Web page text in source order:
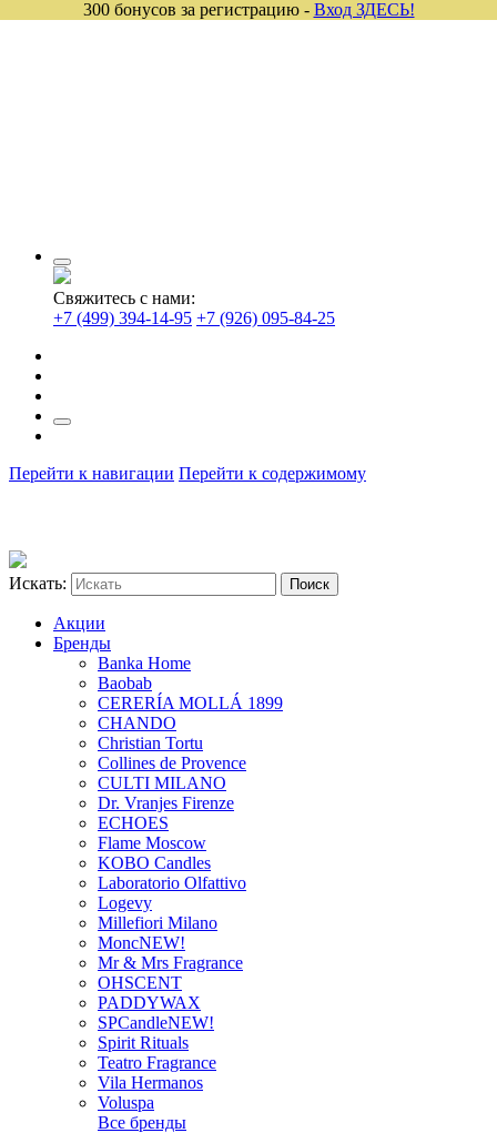
Свяжитесь с нами:
+7 (499) 394-14-95 +7 (926) 095-84-25
Перейти к навигации Перейти к содержимому
Искать:
Акции
Бренды
Banka Home
Baobab
CERERÍA MOLLÁ 1899
CHANDO
Christian Tortu
Collines de Provence
CULTI MILANO
Dr. Vranjes Firenze
ECHOES
Flame Moscow
KOBO Candles
Laboratorio Olfattivo
Logevy
Millefiori Milano
MoncNEW!
Mr & Mrs Fragrance
OHSCENT
PADDYWAX
SPCandleNEW!
Spirit Rituals
Teatro Fragrance
Vila Hermanos
Voluspa
Все бренды
300 бонусов за регистрацию - Вход ЗДЕСЬ!